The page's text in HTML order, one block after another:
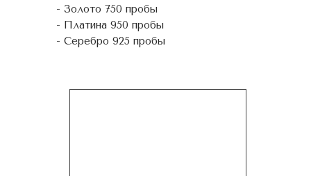
- Золото 750 пробы
- Платина 950 пробы
- Серебро 925 пробы